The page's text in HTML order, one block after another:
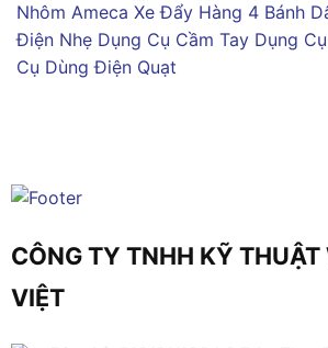
Nhôm Ameca Xe Đẩy Hàng 4 Bánh
Điện Nhẹ Dụng Cụ Cầm Tay Dụng
Cụ Dùng Điện Quạt
CÔNG TY TNHH KỸ THUẬT
VIỆT